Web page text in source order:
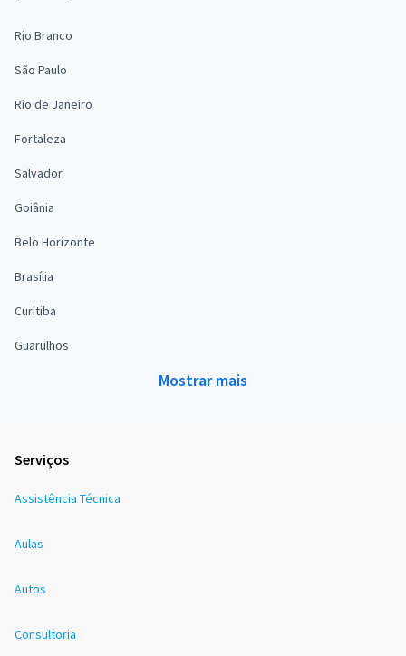
Rio Branco
São Paulo
Rio de Janeiro
Fortaleza
Salvador
Goiânia
Belo Horizonte
Brasília
Curitiba
Guarulhos
Mostrar mais
Serviços
Assistência Técnica
Aulas
Autos
Consultoria